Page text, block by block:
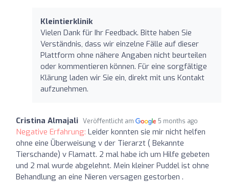
Kleintierklinik
Vielen Dank für Ihr Feedback. Bitte haben Sie
Verständnis, dass wir einzelne Fälle auf dieser
Plattform ohne nähere Angaben nicht beurteilen
oder kommentieren können. Für eine sorgfältige
Klärung laden wir Sie ein, direkt mit uns Kontakt
aufzunehmen.
Cristina Almajali Veröffentlicht am 5 months ago
Negative Erfahrung: Leider konnten sie mir nicht helfen
ohne eine Überweisung v der Tierarzt ( Bekannte
Tierschande) v Flamatt. 2 mal habe ich um Hilfe gebeten
und 2 mal wurde abgelehnt. Mein kleiner Puddel ist ohne
Behandlung an eine Nieren versagen gestorben .